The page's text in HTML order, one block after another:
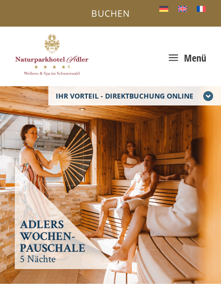
IHR VORTEIL - DIREKTBUCHUNG ONLINE
a Menü
BUCHEN
ADLERS
WOCHEN-
PAUSCHALE
5 Nächte